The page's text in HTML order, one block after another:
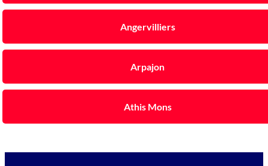
Angervilliers
Arpajon
Athis Mons